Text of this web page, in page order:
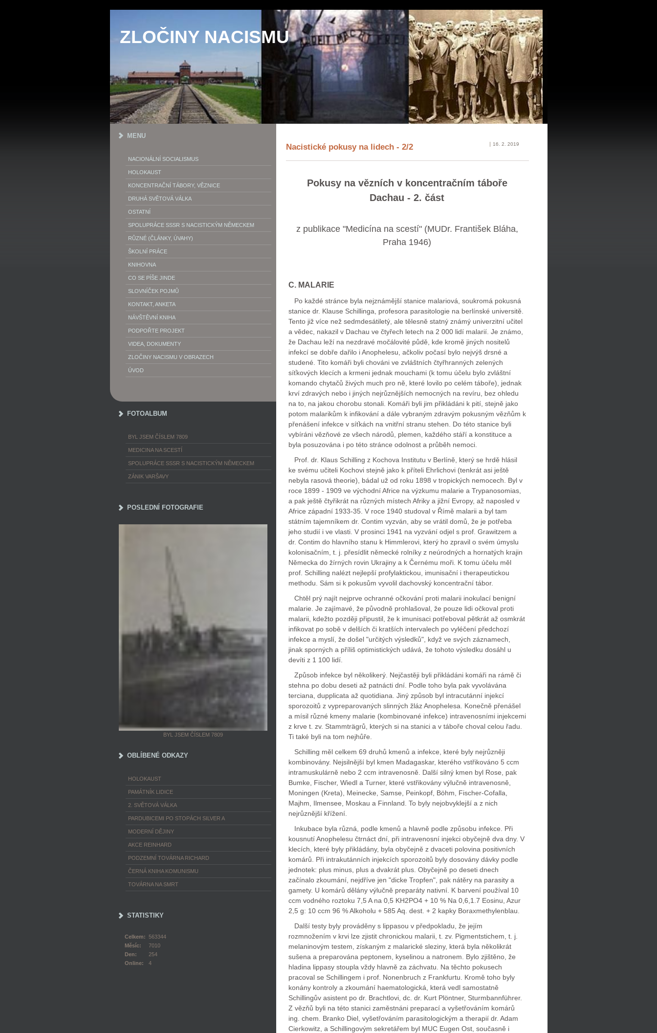
ZLOČINY NACISMU
Nacistické pokusy na lidech - 2/2 16. 2. 2019
Pokusy na vězních v koncentračním táboře
Dachau - 2. část
z publikace "Medicína na scestí" (MUDr. František Bláha,
Praha 1946)
C. MALARIE
Po každé stránce byla nejznámější stanice malariová, soukromá pokusná
stanice dr. Klause Schillinga, profesora parasitologie na berlínské universitě.
Tento již více než sedmdesátiletý, ale tělesně statný známý univerzitní učitel
a vědec, nakazil v Dachau ve čtyřech letech na 2 000 lidí malarií. Je známo,
že Dachau leží na nezdravé močálovité půdě, kde kromě jiných nositelů
infekcí se dobře dařilo i Anophelesu, ačkoliv počasí bylo nejvýš drsné a
studené. Tito komáři byli chováni ve zvláštních čtyřhranných zelených
síťkových klecích a krmeni jednak mouchami (k tomu účelu bylo zvláštní
komando chytačů živých much pro ně, které lovilo po celém táboře), jednak
krví zdravých nebo i jiných nejrůznějších nemocných na revíru, bez ohledu
na to, na jakou chorobu stonali. Komáři byli jim přikládáni k pití, stejně jako
potom malarikům k infikování a dále vybraným zdravým pokusným vězňům k
přenášení infekce v síťkách na vnitřní stranu stehen. Do této stanice byli
vybíráni vězňové ze všech národů, plemen, každého stáří a konstituce a
byla posuzována i po této stránce odolnost a průběh nemoci.
Prof. dr. Klaus Schilling z Kochova Institutu v Berlíně, který se hrdě hlásil
ke svému učiteli Kochovi stejně jako k příteli Ehrlichovi (tenkrát asi ještě
nebyla rasová theorie), bádal už od roku 1898 v tropických nemocech. Byl v
roce 1899 - 1909 ve východní Africe na výzkumu malarie a Trypanosomias,
a pak ještě čtyřikrát na různých místech Afriky a jižní Evropy, až naposled v
Africe západní 1933-35. V roce 1940 studoval v Římě malarii a byl tam
státním tajemníkem dr. Contim vyzván, aby se vrátil domů, že je potřeba
jeho studií i ve vlasti. V prosinci 1941 na vyzvání odjel s prof. Grawitzem a
dr. Contim do hlavního stanu k Himmlerovi, který ho zpravil o svém úmyslu
kolonisačním, t. j. přesídlit německé rolníky z neúrodných a hornatých krajin
Německa do žírných rovin Ukrajiny a k Černému moři. K tomu účelu měl
prof. Schilling nalézt nejlepší profylaktickou, imunisační i therapeutickou
methodu. Sám si k pokusům vyvolil dachovský koncentrační tábor.
Chtěl prý najít nejprve ochranné očkování proti malarii inokulací benigní
malarie. Je zajímavé, že původně prohlašoval, že pouze lidi očkoval proti
malarii, kdežto později připustil, že k imunisaci potřeboval pětkrát až osmkrát
infikovat po sobě v delších či kratších intervalech po vyléčení předchozí
infekce a myslí, že došel "určitých výsledků", když ve svých záznamech,
jinak sporných a příliš optimistických udává, že tohoto výsledku dosáhl u
devíti z 1 100 lidí.
Způsob infekce byl několikerý. Nejčastěji byli přikládáni komáři na rámě či
stehna po dobu deseti až patnácti dní. Podle toho byla pak vyvolávána
terciana, dupplicata až quotidiana. Jiný způsob byl intracutánní injekcí
sporozoitů z vypreparovaných slinných žláz Anophelesa. Konečně přenášel
a mísil různé kmeny malarie (kombinované infekce) intravenosními injekcemi
z krve t. zv. Stammträgrů, kterých si na stanici a v táboře choval celou řadu.
Ti také byli na tom nejhůře.
Schilling měl celkem 69 druhů kmenů a infekce, které byly nejrůzněji
kombinovány. Nejsilnější byl kmen Madagaskar, kterého vstřikováno 5 ccm
intramuskulárně nebo 2 ccm intravenosně. Další silný kmen byl Rose, pak
Bumke, Fischer, Wiedl a Turner, které vstřikovány výlučně intravenosně,
Moningen (Kreta), Meinecke, Samse, Peinkopf, Böhm, Fischer-Cofalla,
Majhm, Ilmensee, Moskau a Finnland. To byly nejobvyklejší a z nich
nejrůznější křížení.
Inkubace byla různá, podle kmenů a hlavně podle způsobu infekce. Při
kousnutí Anophelesu čtrnáct dní, při intravenosní injekci obyčejně dva dny. V
klecích, které byly přikládány, byla obyčejně z dvaceti polovina positivních
komárů. Při intrakutánních injekcích sporozoitů byly dosovány dávky podle
jednotek: plus minus, plus a dvakrát plus. Obyčejně po deseti dnech
začínalo zkoumání, nejdříve jen "dicke Tropfen", pak nátěry na parasity a
gamety. U komárů dělány výlučně preparáty nativní. K barvení používal 10
ccm vodného roztoku 7,5 A na 0,5 KH2PO4 + 10 % Na 0,6,1.7 Eosinu, Azur
2,5 g: 10 ccm 96 % Alkoholu + 585 Aq. dest. + 2 kapky Boraxmethylenblau.
Další testy byly prováděny s lippasou v předpokladu, že jejím
rozmnožením v krvi lze zjistit chronickou malarii, t. zv. Pigmentstichem, t. j.
melaninovým testem, získaným z malarické sleziny, která byla několikrát
sušena a preparována peptonem, kyselinou a natronem. Bylo zjištěno, že
hladina lippasy stoupla vždy hlavně za záchvatu. Na těchto pokusech
pracoval se Schillingem i prof. Nonenbruch z Frankfurtu. Kromě toho byly
konány kontroly a zkoumání haematologická, která vedl samostatně
Schillingův asistent po dr. Brachtlovi, dc. dr. Kurt Plöntner, Sturmbannführer.
Z vězňů byli na této stanici zaměstnáni preparací a vyšetřováním komárů
ing. chem. Branko Diel, vyšetřováním parasitologickým a therapií dr. Adam
Cierkowitz, a Schillingovým sekretářem byl MUC Eugen Ost, současně i
MENU
NACIONÁLNÍ SOCIALISMUS
HOLOKAUST
KONCENTRAČNÍ TÁBORY, VĚZNICE
DRUHÁ SVĚTOVÁ VÁLKA
OSTATNÍ
SPOLUPRÁCE SSSR S NACISTICKÝM NĚMECKEM
RŮZNÉ (ČLÁNKY, ÚVAHY)
ŠKOLNÍ PRÁCE
KNIHOVNA
CO SE PÍŠE JINDE
SLOVNÍČEK POJMŮ
KONTAKT, ANKETA
NÁVŠTĚVNÍ KNIHA
PODPOŘTE PROJEKT
VIDEA, DOKUMENTY
ZLOČINY NACISMU V OBRAZECH
ÚVOD
FOTOALBUM
BYL JSEM ČÍSLEM 7809
MEDICINA NA SCESTÍ
SPOLUPRÁCE SSSR S NACISTICKÝM NĚMECKEM
ZÁNIK VARŠAVY
POSLEDNÍ FOTOGRAFIE
BYL JSEM ČÍSLEM 7809
OBLÍBENÉ ODKAZY
HOLOKAUST
PAMÁTNÍK LIDICE
2. SVĚTOVÁ VÁLKA
PARDUBICEMI PO STOPÁCH SILVER A
MODERNÍ DĚJINY
AKCE REINHARD
PODZEMNÍ TOVÁRNA RICHARD
ČERNÁ KNIHA KOMUNISMU
TOVÁRNA NA SMRT
STATISTIKY
Online: 4
Celkem: 563344
Měsíc:
7010
Den:
254